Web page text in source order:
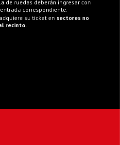
de ruedas deberán ingresar con
correspondiente.
su ticket en sectores no
recinto.